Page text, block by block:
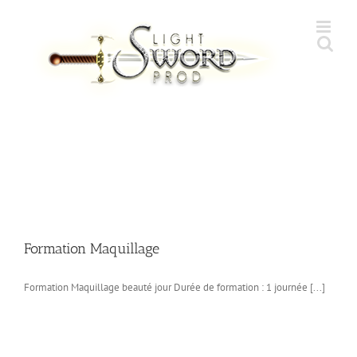
Formation Maquillage
Formation Maquillage beauté jour Durée de formation : 1 journée [...]